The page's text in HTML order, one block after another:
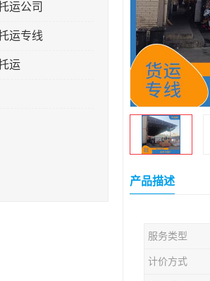
运公司
运专线
运
产品描述
服务类型
计价方式